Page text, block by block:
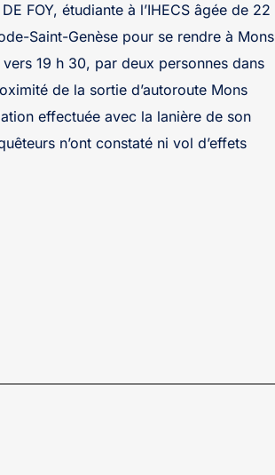
FOY, étudiante à l’IHECS âgée de 22
Saint-Genèse pour se rendre à Mons
19 h 30, par deux personnes dans
de la sortie d’autoroute Mons
effectuée avec la lanière de son
n’ont constaté ni vol d’effets